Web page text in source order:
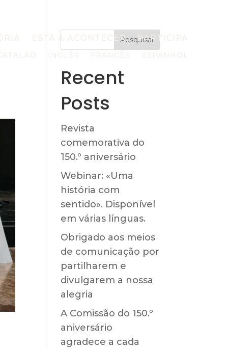
ESTÁ A ACONTECER PARTICIPA
Pesquisar
Recent
Posts
Revista
comemorativa do
150.º aniversário
Webinar: «Uma
história com
sentido». Disponível
em várias línguas.
Obrigado aos meios
de comunicação por
partilharem e
divulgarem a nossa
alegria
A Comissão do 150.º
aniversário
agradece a cada